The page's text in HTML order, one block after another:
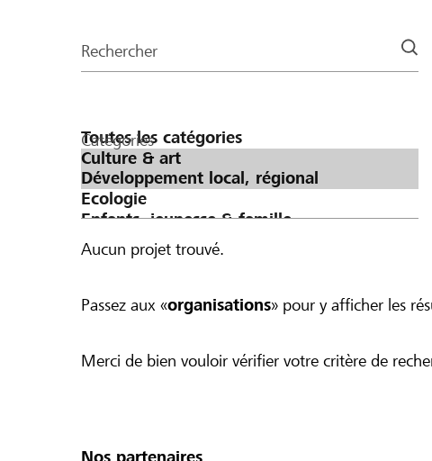
la
Rechercher
Catégories
Aucun projet trouvé.
Passez aux «organisations» pour y afficher les
Merci de bien vouloir vérifier votre critère de
Nos partenaires